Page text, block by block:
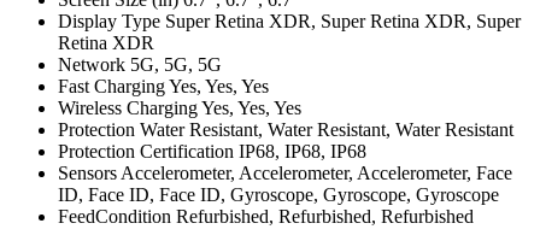
Display Type Super Retina XDR, Super Retina XDR, Super
Retina XDR
Network 5G, 5G, 5G
Fast ChargingYes, Yes, Yes
Wireless ChargingYes, Yes, Yes
Protection Water Resistant, Water Resistant, Water Resistant
Protection Certification IP68, IP68, IP68
Sensors Accelerometer, Accelerometer, Accelerometer, Face
ID, Face ID, Face ID, Gyroscope, Gyroscope, Gyroscope
FeedCondition Refurbished, Refurbished, Refurbished